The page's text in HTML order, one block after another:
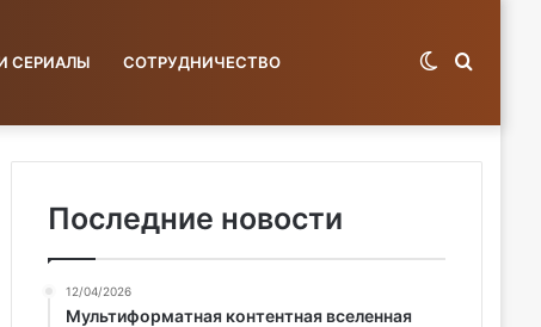
СЕРИАЛЫ СОТРУДНИЧЕСТВО Switch
Последние новости
12/04/2026
Мультиформатная контентная вселенная